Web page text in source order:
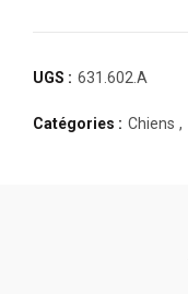
UGS : 631.602.A
Catégories : Chiens ,